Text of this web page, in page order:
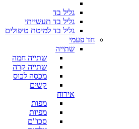
גליל בד
גליל בד תעשייתי
גליל בד למיטת טיפולים
חד פעמי
שתייה
שתייה חמה
שתייה קרה
מכסה לכוס
קשים
אירוח
מפות
מפיות
סכו"ם